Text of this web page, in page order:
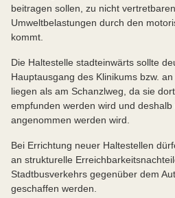
beitragen sollen, zu nicht
Umweltbelastungen durch den
kommt.
Die Haltestelle stadteinwärts sollte
Hauptausgang des Klinikums bzw.
liegen als am Schanzlweg, da sie
empfunden werden wird und
angenommen werden wird.
Bei Errichtung neuer Haltestellen
an strukturelle
Stadtbusverkehrs gegenüber dem
geschaffen werden.